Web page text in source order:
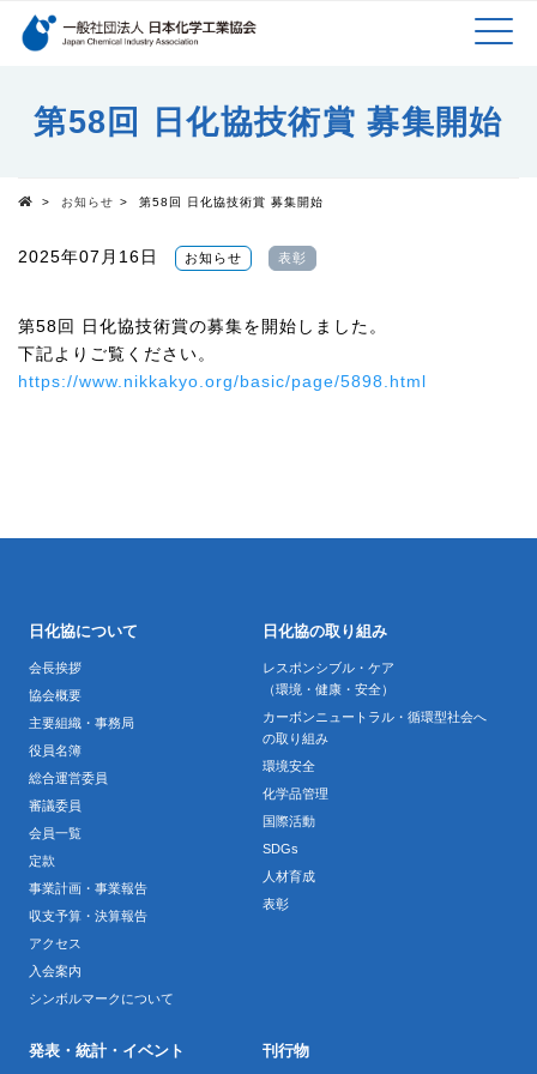
検索キーワード
第58回 日化協技術賞 募集開始
> お知らせ > 第58回 日化協技術賞 募集開始
2025年07月16日 お知らせ 表彰
第58回 日化協技術賞の募集を開始しました。
下記よりご覧ください。
https://www.nikkakyo.org/basic/page/5898.html
日化協について
会長挨拶
協会概要
主要組織・事務局
役員名簿
総合運営委員
審議委員
会員一覧
定款
事業計画・事業報告
収支予算・決算報告
アクセス
入会案内
シンボルマークについて
日化協の取り組み
レスポンシブル・ケア
（環境・健康・安全）
カーボンニュートラル・循環型社会へ
の取り組み
環境安全
化学品管理
国際活動
SDGs
人材育成
表彰
発表・統計・イベント 刊行物